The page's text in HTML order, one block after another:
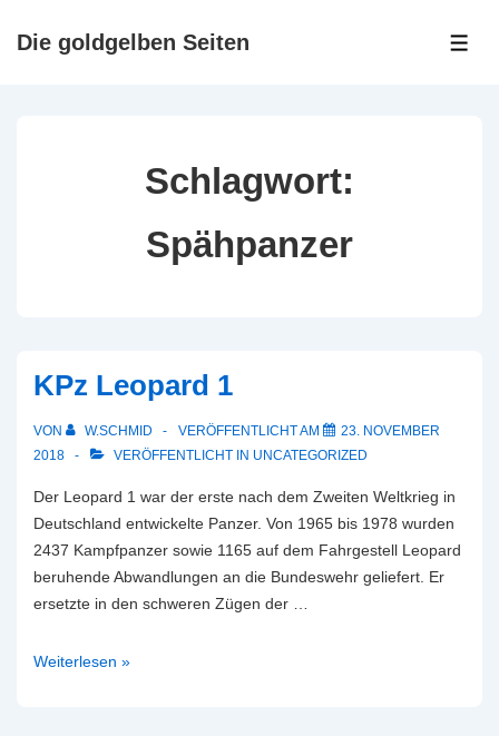
ZumDie goldgelben Seiten
Schlagwort:
Spähpanzer
KPz Leopard 1
VON W.SCHMID VERÖFFENTLICHT AM
23. NOVEMBER
2018
VERÖFFENTLICHT IN UNCATEGORIZED
Der Leopard 1 war der erste nach dem Zweiten Weltkrieg in
Deutschland entwickelte Panzer. Von 1965 bis 1978 wurden
2437 Kampfpanzer sowie 1165 auf dem Fahrgestell Leopard
beruhende Abwandlungen an die Bundeswehr geliefert. Er
ersetzte in den schweren Zügen der …
KPz
Weiterlesen »